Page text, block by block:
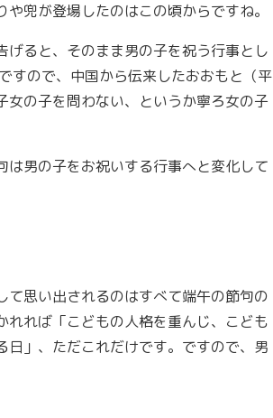
兜が登場したのはこの頃からですね。
ると、そのまま男の子を祝う行事とし
すので、中国から伝来したおおもと（平
の子を問わない、というか寧ろ女の子
男の子をお祝いする行事へと変化して
思い出されるのはすべて端午の節句の
れれば「こどもの人格を重んじ、こども
日 」、ただこれだけです。ですので、 男